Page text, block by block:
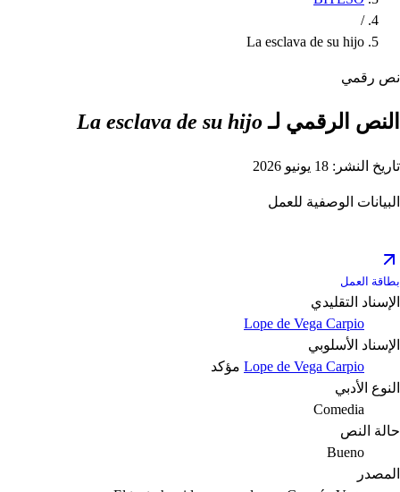
/
La esclava de su hijo
نص رقمي
النص الرقمي لـLa esclava de su hijo
تاريخ النشر: 18 يونيو 2026
البيانات الوصفية للعمل
بطاقة العمل
الإسناد التقليدي
Lope de Vega Carpio
الإسناد الأسلوبي
Lope de Vega Carpio مؤكد
النوع الأدبي
Comedia
حالة النص
Bueno
المصدر